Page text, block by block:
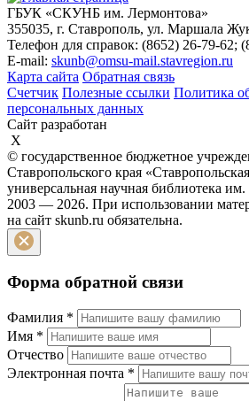
ГБУК «СКУНБ им. Лермонтова»
355035, г. Ставрополь, ул. Маршала
Телефон для справок: (8652) 26-79-62;
E-mail: skunb@omsu-mail.stavregion.ru
Карта сайта Обратная связь
Счетчик Полезные ссылки Политика
персональных данных
Сайт разработан
X
© государственное бюджетное
Ставропольского края
универсальная научная библиотека
2003 — 2026. При использовании
на сайт skunb.ru обязательна.
Форма обратной связи
Фамилия *
Имя *
Отчество
Электронная почта *